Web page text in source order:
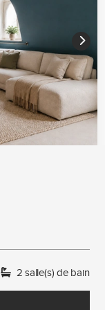
2 salle(s) de bain